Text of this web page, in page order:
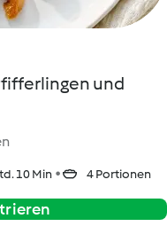
und
10 Min 4 Portionen